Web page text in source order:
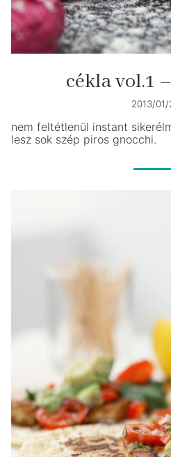
cékla vol.1
2013/01/
nem feltétlenül instant
lesz sok szép piros gnocchi.